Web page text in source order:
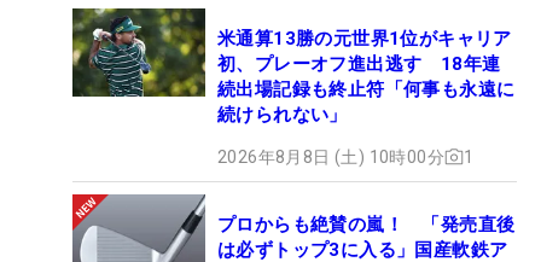
米通算13勝の元世界1位がキャリア
初、プレーオフ進出逃す 18年連
続出場記録も終止符「何事も永遠に
続けられない」
2026年8月8日 (土) 10時00分 1
プロからも絶賛の嵐！ 「発売直後
は必ずトップ3に入る」国産軟鉄ア